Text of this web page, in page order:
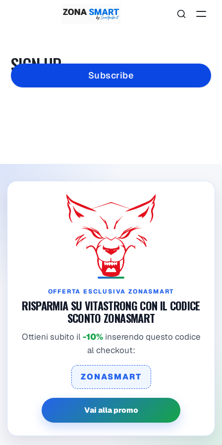
Subscribe
SIGN UP
OFFERTA ESCLUSIVA ZONASMART
RISPARMIA SU VITASTRONG CON IL CODICE
SCONTO ZONASMART
Ottieni subito il -10%inserendo questo codice
al checkout:
ZONASMART
Vai alla promo